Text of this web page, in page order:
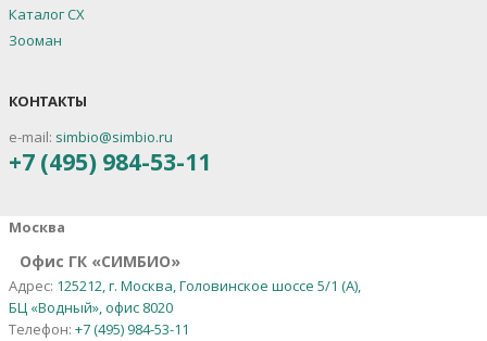
Каталог СХ
Зооман
КОНТАКТЫ
e-mail: simbio@simbio.ru
+7 (495) 984-53-11
Москва
Офис ГК «СИМБИО»
Адрес: 125212, г. Москва, Головинское шоссе 5/1 (А),
БЦ «Водный», офис 8020
Телефон: +7 (495) 984-53-11